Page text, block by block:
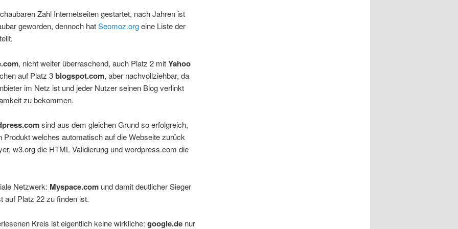
Zahl Internetseiten gestartet, nach Jahren ist
geworden, dennoch hatSeomoz.orgeine Liste der
, nicht weiter überraschend, auch Platz 2 mitYahoo
auf Platz 3blogspot.com, aber nachvollziehbar, da
im Netz ist und jeder Nutzer seinen Blog verlinkt
zu bekommen.
sind aus dem gleichen Grund so erfolgreich,
Produkt welches automatisch auf die Webseite zurück
w3.org die HTML Validierung und wordpress.com die
Netzwerk: Myspace.com und damit deutlicher Sieger
auf Platz 22 zu finden ist.
Kreis ist eigentlich keine wirkliche: google.de nur